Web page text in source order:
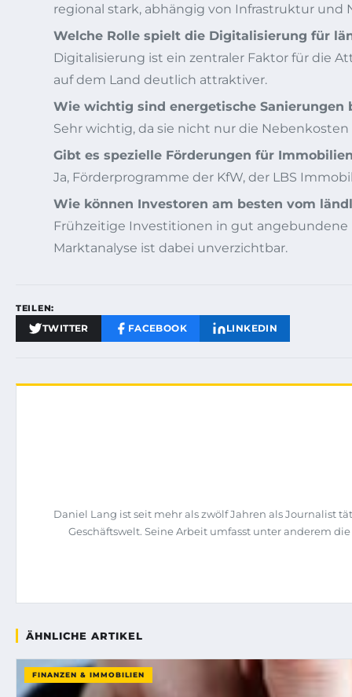
regional stark, abhängig von Infrastruktur und
Welche Rolle spielt die Digitalisierung für
Digitalisierung ist ein zentraler Faktor für die
auf dem Land deutlich attraktiver.
Wie wichtig sind energetische Sanierungen
Sehr wichtig, da sie nicht nur die
Gibt es spezielle Förderungen für
Ja, Förderprogramme der KfW, der LBS
Wie können Investoren am besten vom
Frühzeitige Investitionen in gut
Marktanalyse ist dabei unverzichtbar.
TEILEN:
TWITTER FACEBOOK LINKEDIN
Daniel Lang ist seit mehr als zwölf Jahren als Journalist
Geschäftswelt. Seine Arbeit umfasst unter anderem
ÄHNLICHE ARTIKEL
FINANZEN & IMMOBILIEN